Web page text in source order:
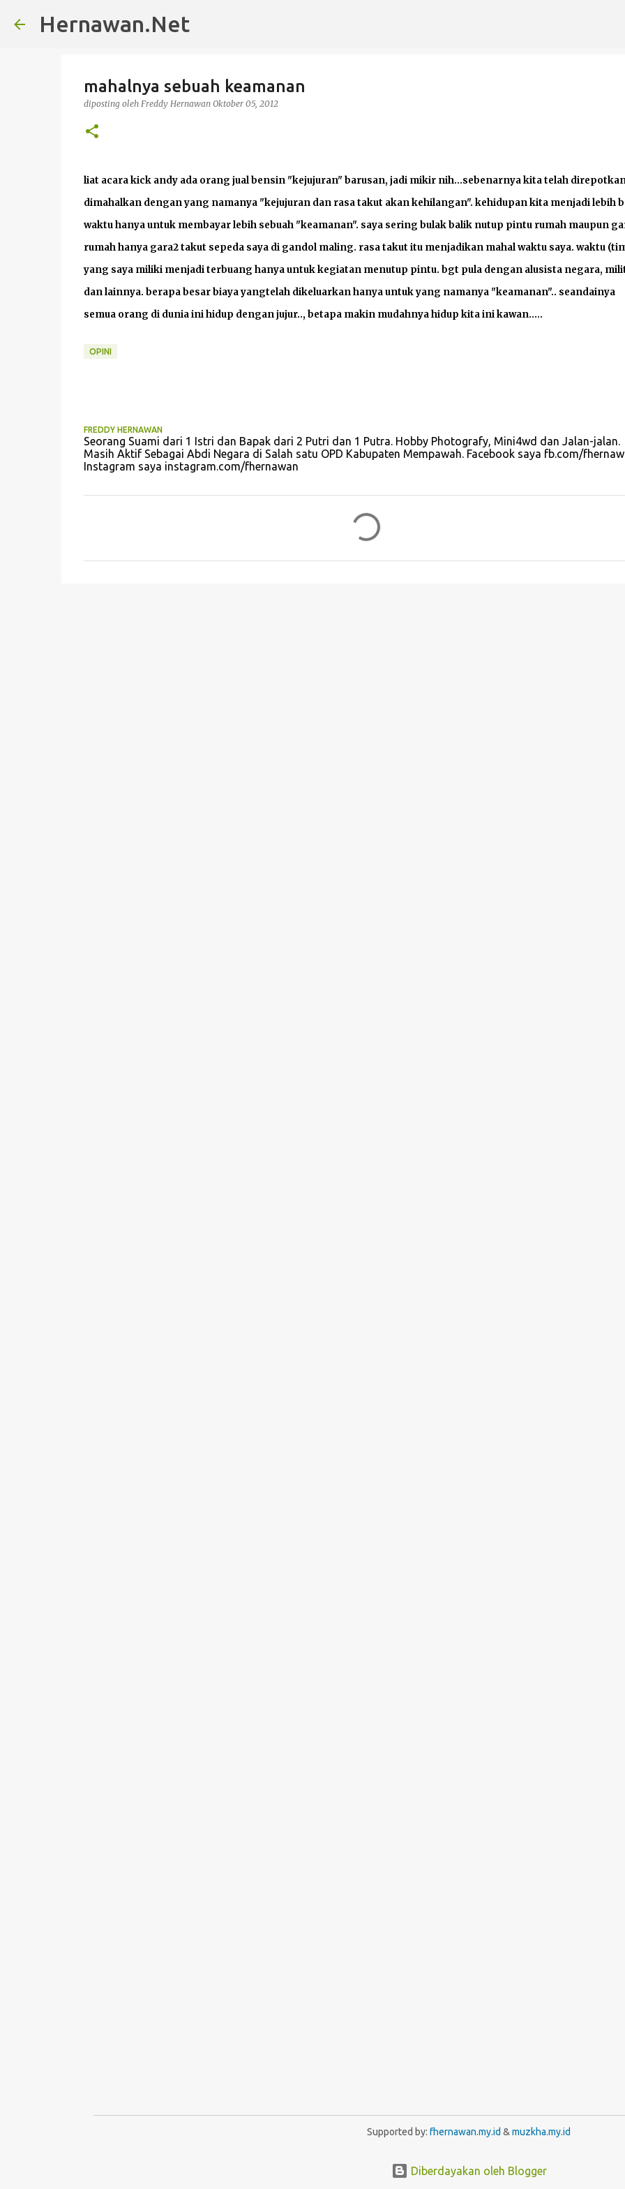
Hernawan.Net
mahalnya sebuah keamanan
diposting oleh Freddy Hernawan Oktober 05, 2012
liat acara kick andy ada orang jual bensin "kejujuran" barusan, jadi mikir nih...sebenarnya kita telah
dimahalkan dengan yang namanya "kejujuran dan rasa takut akan kehilangan". kehidupan kita menjadi lebih
waktu hanya untuk membayar lebih sebuah "keamanan". saya sering bulak balik nutup pintu rumah maupun
rumah hanya gara2 takut sepeda saya di gandol maling. rasa takut itu menjadikan mahal waktu saya. waktu
yang saya miliki menjadi terbuang hanya untuk kegiatan menutup pintu. bgt pula dengan alusista negara,
dan lainnya. berapa besar biaya yangtelah dikeluarkan hanya untuk yang namanya "keamanan".. seandainya
semua orang di dunia ini hidup dengan jujur.., betapa makin mudahnya hidup kita ini kawan.....
OPINI
FREDDY HERNAWAN
Seorang Suami dari 1 Istri dan Bapak dari 2 Putri dan 1 Putra. Hobby Photografy, Mini4wd dan Jalan-jalan.
Masih Aktif Sebagai Abdi Negara di Salah satu OPD Kabupaten Mempawah. Facebook saya fb.com/
Instagram saya instagram.com/fhernawan
Supported by: fhernawan.my.id &muzkha.my.id
Diberdayakan oleh Blogger